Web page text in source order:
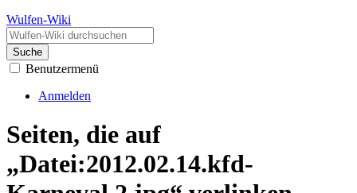
Wulfen-Wiki
Suche
Benutzermenü
Anmelden
Seiten, die auf
„Datei:2012.02.14.kfd-